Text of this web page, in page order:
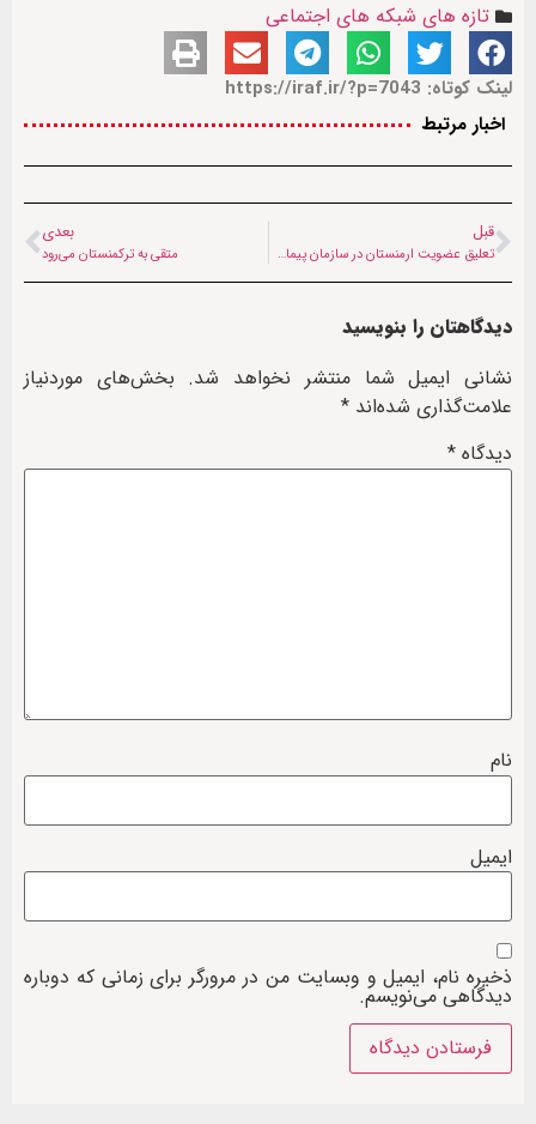
تازه های شبکه های اجتماعی
لینک کوتاه: https://iraf.ir/?p=7043
اخبار مرتبط
قبل
تعلیق عضویت ارمنستان در سازمان پیمان امنیت جمعی
بعدی
متقی به ترکمنستان می‌رود
دیدگاهتان را بنویسید
نشانی ایمیل شما منتشر نخواهد شد. بخش‌های موردنیاز
علامت‌گذاری شده‌اند *
دیدگاه *
نام
ایمیل
ذخیره نام، ایمیل و وبسایت من در مرورگر برای زمانی که دوباره
دیدگاهی می‌نویسم.